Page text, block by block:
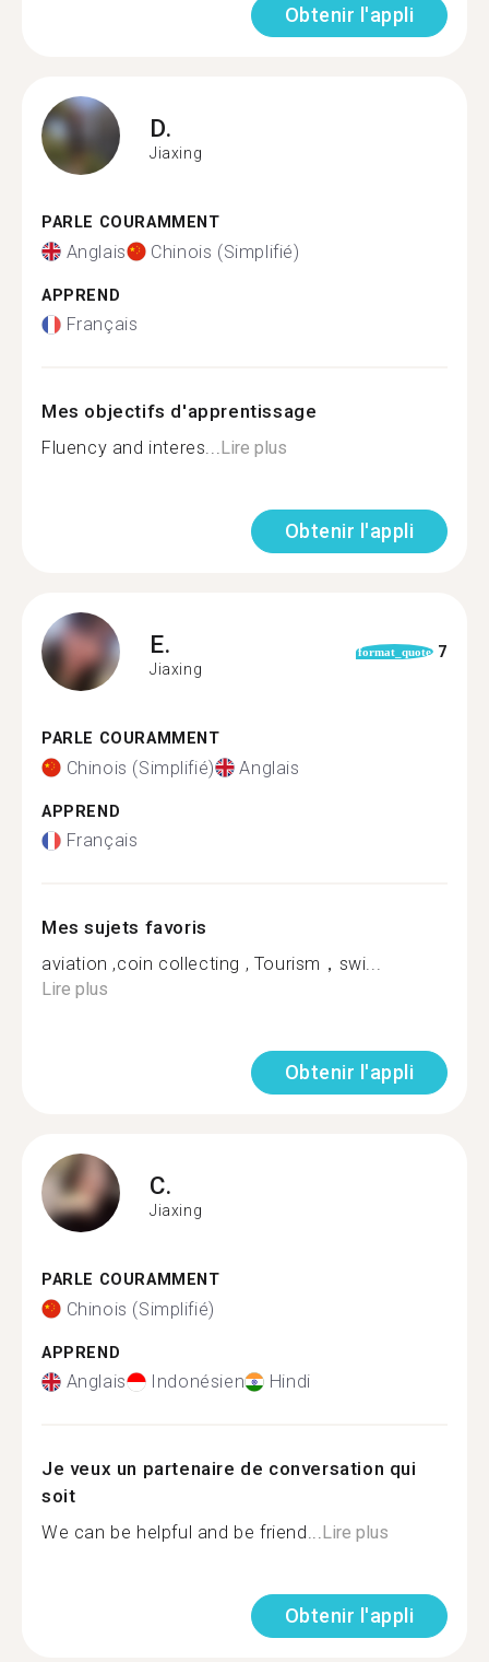
Obtenir l'appli
D.
Jiaxing
PARLE COURAMMENT
Anglais Chinois (Simplifié)
APPREND
Français
Mes objectifs d'apprentissage
Fluency and interes...Lire plus
Obtenir l'appli
E.
Jiaxing
format_quote 7
PARLE COURAMMENT
Chinois (Simplifié) Anglais
APPREND
Français
Mes sujets favoris
aviation ,coin collecting , Tourism，swi...
Lire plus
Obtenir l'appli
C.
Jiaxing
PARLE COURAMMENT
Chinois (Simplifié)
APPREND
Anglais Indonésien Hindi
Je veux un partenaire de conversation qui
soit
We can be helpful and be friend...Lire plus
Obtenir l'appli